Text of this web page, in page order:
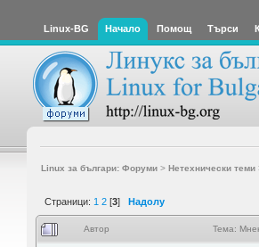
Linux-BG Начало Помощ Търси
Linux за българи: Форуми> Нетехнически теми
Страници: 1 2 [3] Надолу
Автор Тема: